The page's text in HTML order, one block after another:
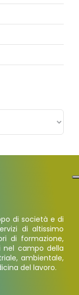
di società e di
di altissimo
di formazione,
nel campo della
ambientale,
del lavoro.